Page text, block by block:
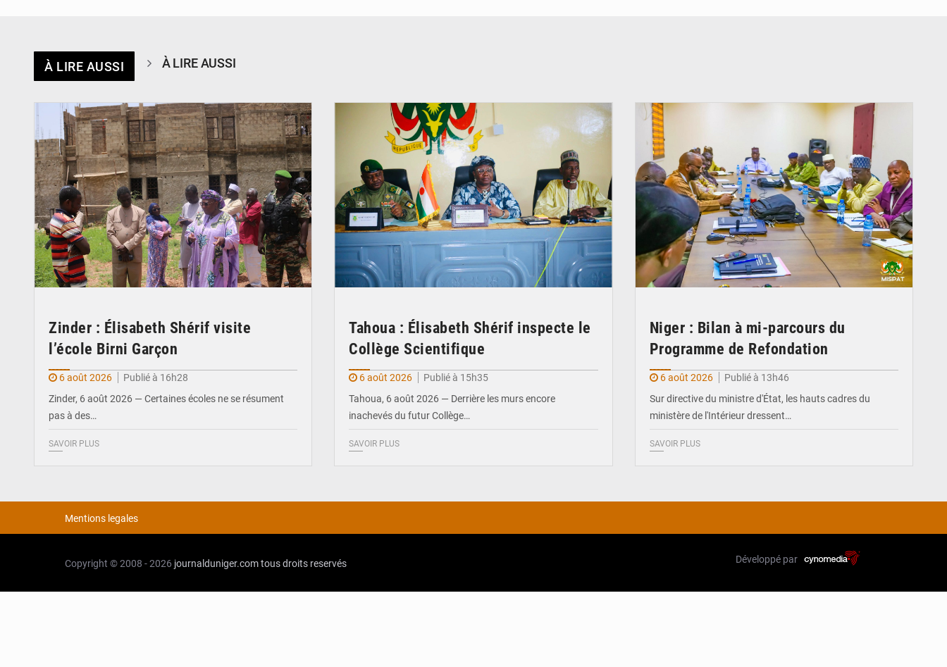
À LIRE AUSSI À LIRE AUSSI
Zinder : Élisabeth Shérif visite
l’école Birni Garçon
6 août 2026
Publié à 16h28
Zinder, 6 août 2026 — Certaines écoles ne se résument
pas à des…
SAVOIR PLUS
Tahoua : Élisabeth Shérif inspecte le
Collège Scientifique
6 août 2026
Publié à 15h35
Tahoua, 6 août 2026 — Derrière les murs encore
inachevés du futur Collège…
SAVOIR PLUS
Niger : Bilan à mi-parcours du
Programme de Refondation
6 août 2026
Publié à 13h46
Sur directive du ministre d'État, les hauts cadres du
ministère de l'Intérieur dressent…
SAVOIR PLUS
Mentions legales
Copyright © 2008 - 2026 journalduniger.comtous droits reservés Développé par